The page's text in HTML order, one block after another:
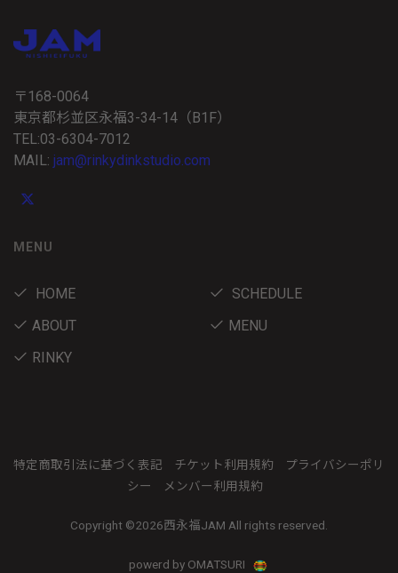
〒168-0064
東京都杉並区永福3-34-14（B1F）
TEL:03-6304-7012
MAIL: jam@rinkydinkstudio.com
MENU
HOME
SCHEDULE
ABOUT
MENU
RINKY
特定商取引法に基づく表記 チケット利用規約
プライバシーポリ
シー
メンバー利用規約
Copyright ©2026西永福JAM All rights reserved.
powerd by OMATSURI